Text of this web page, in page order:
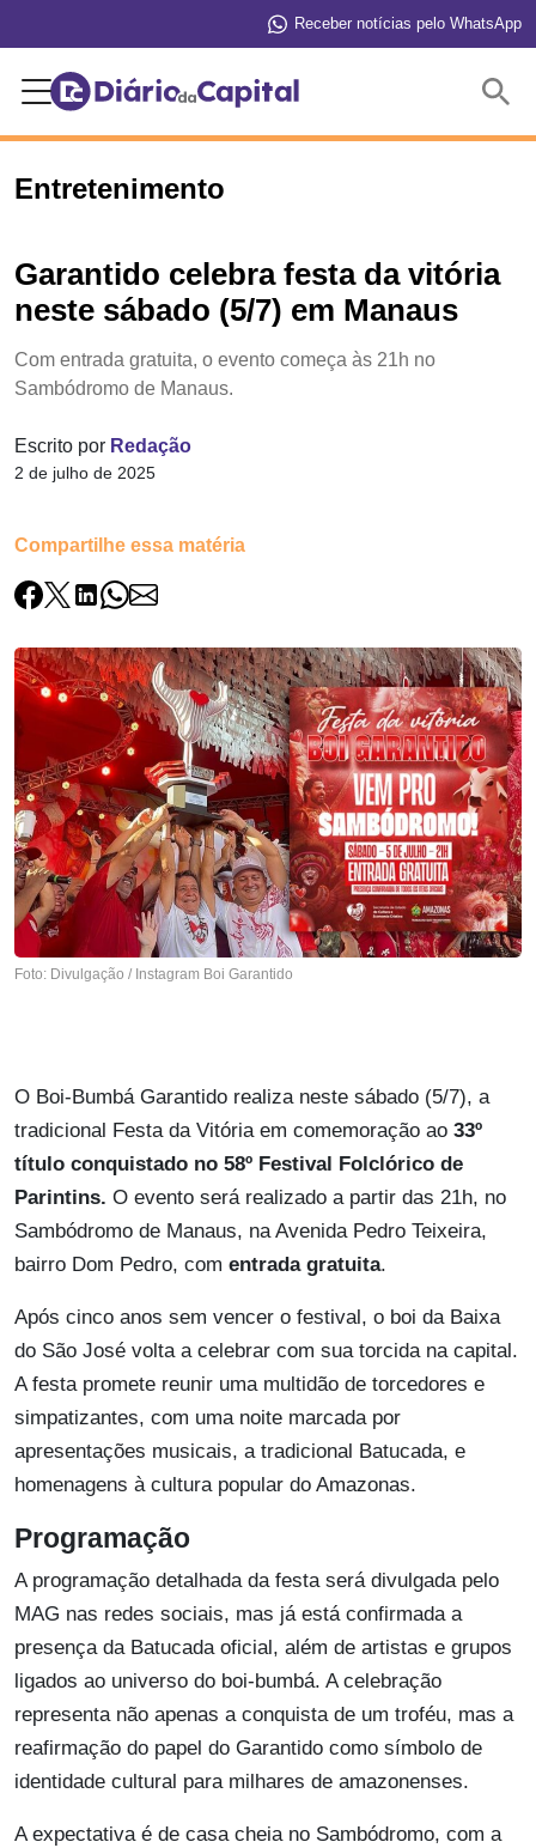
Receber notícias pelo WhatsApp
Entretenimento
Garantido celebra festa da vitória
neste sábado (5/7) em Manaus
Com entrada gratuita, o evento começa às 21h no
Sambódromo de Manaus.
Escrito por Redação
2 de julho de 2025
Compartilhe essa matéria
Foto: Divulgação / Instagram Boi Garantido
O Boi-Bumbá Garantido realiza neste sábado (5/7), a
tradicional Festa da Vitória em comemoração ao 33º
título conquistado no 58º Festival Folclórico de
Parintins. O evento será realizado a partir das 21h, no
Sambódromo de Manaus, na Avenida Pedro Teixeira,
bairro Dom Pedro, com entrada gratuita.
Após cinco anos sem vencer o festival, o boi da Baixa
do São José volta a celebrar com sua torcida na capital.
A festa promete reunir uma multidão de torcedores e
simpatizantes, com uma noite marcada por
apresentações musicais, a tradicional Batucada, e
homenagens à cultura popular do Amazonas.
Programação
A programação detalhada da festa será divulgada pelo
MAG nas redes sociais, mas já está confirmada a
presença da Batucada oficial, além de artistas e grupos
ligados ao universo do boi-bumbá. A celebração
representa não apenas a conquista de um troféu, mas a
reafirmação do papel do Garantido como símbolo de
identidade cultural para milhares de amazonenses.
A expectativa é de casa cheia no Sambódromo, com a